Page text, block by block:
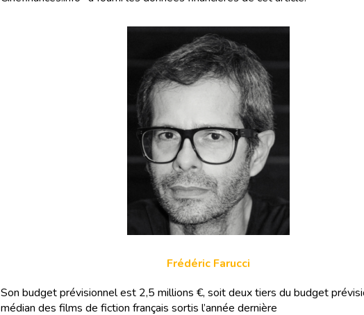
Frédéric Farucci
Son budget prévisionnel est 2,5 millions €, soit deux tiers du budget
médian des films de fiction français sortis l’année dernière